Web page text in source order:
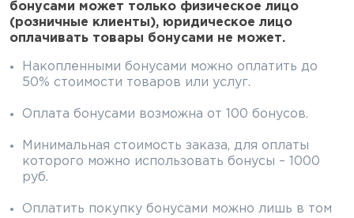
Опоры и станки для оружия
Мишени
Фальшпатроны
Холодная пристрелка оружия
бонусами может только физическое лицо
(розничные клиенты), юридическое лицо
оплачивать товары бонусами не может.
Накопленными бонусами можно оплатить до
50% стоимости товаров или услуг.
Оплата бонусами возможна от 100 бонусов.
Минимальная стоимость заказа, для оплаты
которого можно использовать бонусы – 1000
руб.
Оплатить покупку бонусами можно лишь в том